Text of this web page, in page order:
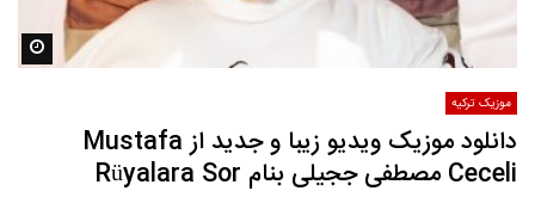
موزیک ترکیه
دانلود موزیک ویدیو زیبا و جدید از Mustafa
Ceceli مصطفی ججیلی بنام Rüyalara Sor